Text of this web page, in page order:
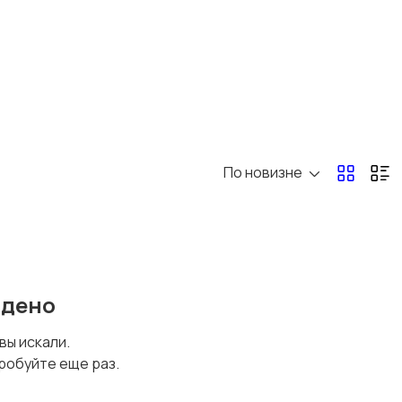
По новизне
искали.
еще раз.